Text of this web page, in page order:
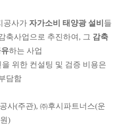
공사가 자가소비 태양광 설비 들
축사업으로 추진하여, 그 감축
하는 사업
위한 컨설팅 및 검증 비용은
담함
사(주관), ㈜후시파트너스(운
)